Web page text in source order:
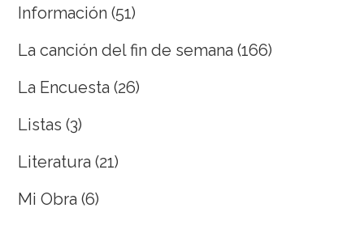
Información (51)
La canción del fin de semana (166)
La Encuesta (26)
Listas (3)
Literatura (21)
Mi Obra (6)